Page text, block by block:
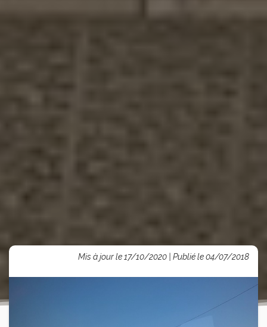
Mis à jour le 17/10/2020 | Publié le 04/07/2018